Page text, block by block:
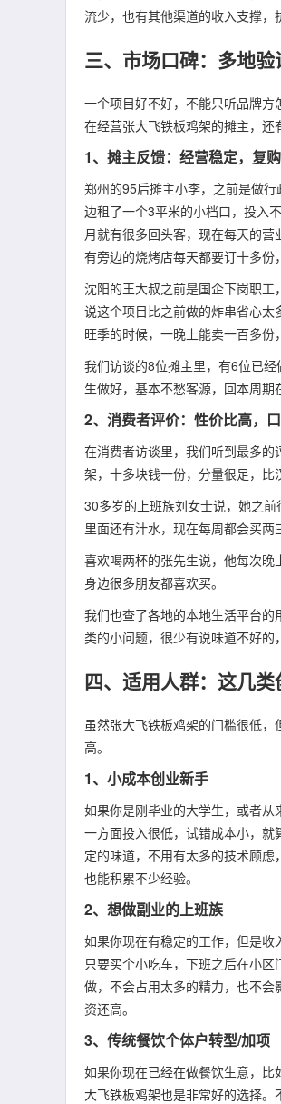
流少，也有其他渠道的收入支撑，
三、市场口碑：多地
一个项目好不好，不能只听品牌
在经营张大飞铁板鸡架的摊主，还
1、摊主反馈：经营稳定，复
郑州的95后摊主小李，之前是做
边租了一个3平米的小档口，投入
月就有很多回头客，现在每天的
有旁边的烧烤店每天都要订十多份
沈阳的王大叔之前是国企下岗职
说这个项目比之前做的炸串省心
旺季的时候，一晚上能卖一百多份
我们访谈的8位摊主里，有6位已
生做好，基本不愁客源，回本周期
2、消费者评价：性价比高，
在消费者访谈里，我们听到最多的
架，十多块钱一份，分量很足，比
30多岁的上班族刘女士说，她之
里面还有汁水，现在每周都会买两
喜欢喝两杯的张先生说，他每次晚
身边很多朋友都喜欢买。
我们也查了各地的本地生活平台
类的小问题，很少有说味道不好的
四、适用人群：这几
虽然张大飞铁板鸡架的门槛很低
高。
1、小成本创业新手
如果你是刚毕业的大学生，或者从
一方面投入很低，试错成本小，
定的味道，不用有太多的技术顾虑
也能积累不少经验。
2、想做副业的上班族
如果你现在有稳定的工作，但是收
只要买个小吃车，下班之后在小
做，不会占用太多的精力，也不
资还高。
3、传统餐饮个体户转型/加项
如果你现在已经在做餐饮生意，
大飞铁板鸡架也是非常好的选择